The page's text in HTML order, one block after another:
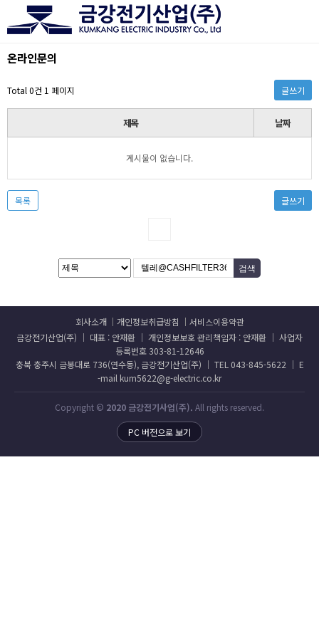
온라인문의
Total 0건 1 페이지 글쓰기
제목 날짜
게시물이 없습니다.
목록 글쓰기
회사소개 개인정보취급방침
서비스이용약관
금강전기산업(주) │ 대표 : 안재환 │ 개인정보보호 관리책임자 : 안재환 │ 사업자
등록번호 303-81-12646
충북 충주시 금봉대로 736(연수동), 금강전기산업(주) │ TEL 043-845-5622 │ E
-mail kum5622@g-electric.co.kr
Copyright © 2020 금강전기사업(주). All rights reserved.
PC 버전으로 보기